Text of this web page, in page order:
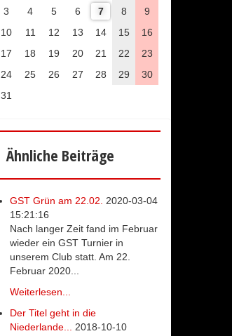
3
4 5 6 7 8
9
10
11 12 13 14 15
16
17
18 19 20 21 22
23
24
25 26 27 28 29
30
31
Ähnliche Beiträge
GST Grün am 22.02.
2020-03-04
15:21:16
Nach langer Zeit fand im Februar
wieder ein GST Turnier in
unserem Club statt. Am 22.
Februar 2020...
Weiterlesen...
Der Titel geht in die
Niederlande...
2018-10-10